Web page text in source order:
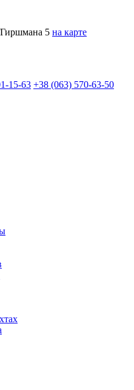
5 на карте
15-63 +38 (063) 570-63-50